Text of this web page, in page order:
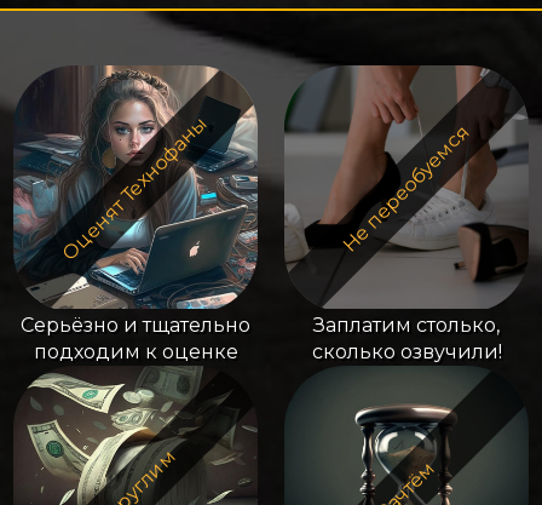
Оценят Технофаны
Серьёзно и тщательно
подходим к оценке
Не переобуемся
Заплатим столько,
сколько озвучили!
Зачтём